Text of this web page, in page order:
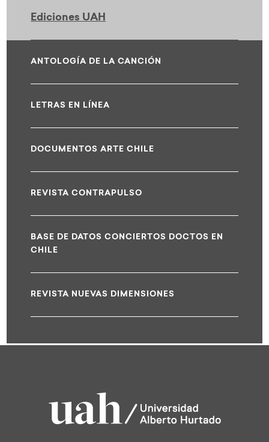
Ediciones UAH
ANTOLOGÍA DE LA CANCIÓN
LETRAS EN LÍNEA
DOCUMENTOS ARTE CHILE
REVISTA CONTRAPULSO
BASE DE DATOS CONCIERTOS DOCTOS EN
CHILE
REVISTA NUEVAS DIMENSIONES